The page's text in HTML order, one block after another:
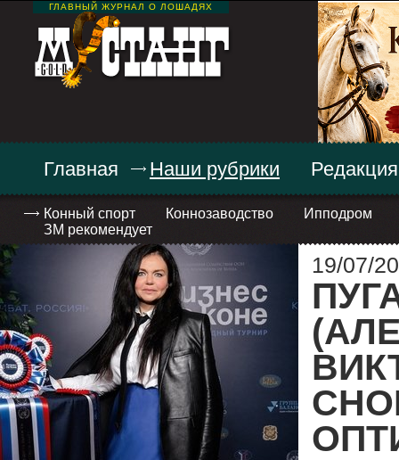
ГЛАВНЫЙ ЖУРНАЛ О ЛОШАДЯХ
Главная Наши рубрики
Конный спорт Коннозаводство
Ипподром
ЗМ рекомендует
Редакция
19/07/